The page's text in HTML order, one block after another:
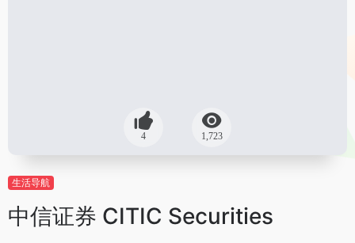
4 1,723
生活导航
中信证券 CITIC Securities